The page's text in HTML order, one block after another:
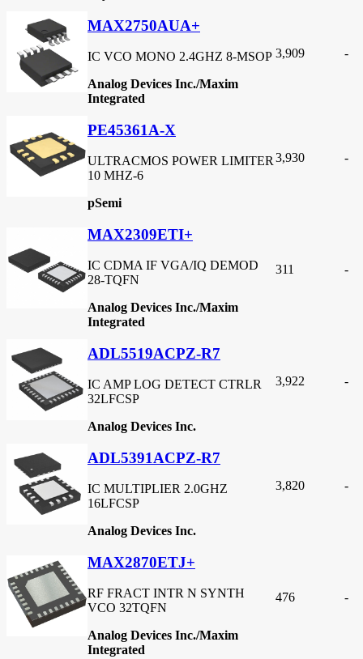
MAX2750AUA+
IC VCO MONO 2.4GHZ 8-MSOP
Analog Devices Inc./Maxim
Integrated
3,909 -
PE45361A-X
ULTRACMOS POWER LIMITER
10 MHZ-6
pSemi
3,930 -
MAX2309ETI+
IC CDMA IF VGA/IQ DEMOD
28-TQFN
Analog Devices Inc./Maxim
Integrated
311 -
ADL5519ACPZ-R7
IC AMP LOG DETECT CTRLR
32LFCSP
Analog Devices Inc.
3,922 -
ADL5391ACPZ-R7
IC MULTIPLIER 2.0GHZ
16LFCSP
Analog Devices Inc.
3,820 -
MAX2870ETJ+
RF FRACT INTR N SYNTH
VCO 32TQFN
Analog Devices Inc./Maxim
Integrated
476 -